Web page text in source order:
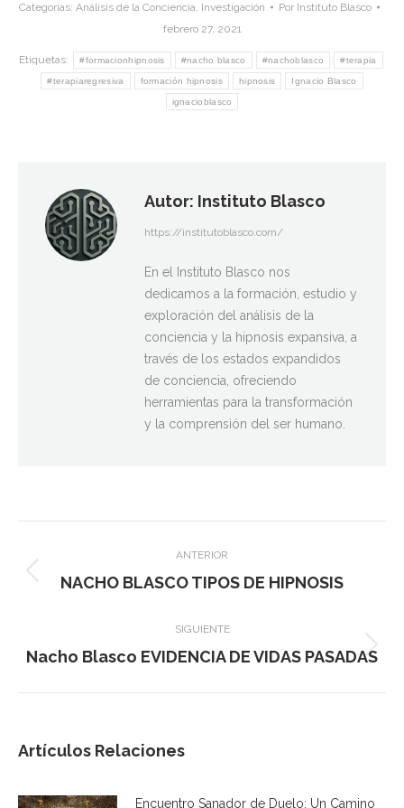
Categorías: Análisis de la Conciencia, Investigación Por Instituto Blasco
febrero 27, 2021
Etiquetas: #formacionhipnosis #nacho blasco #nachoblasco #terapia
#terapiaregresiva formación hipnosis hipnosis Ignacio Blasco
ignacioblasco
Autor: Instituto Blasco
https://institutoblasco.com/
En el Instituto Blasco nos
dedicamos a la formación, estudio y
exploración del análisis de la
conciencia y la hipnosis expansiva, a
través de los estados expandidos
de conciencia, ofreciendo
herramientas para la transformación
y la comprensión del ser humano.
entre
publicaciones
ANTERIOR
Publicación
NACHO BLASCO TIPOS DE HIPNOSIS
SIGUIENTE
Publicación
Nacho Blasco EVIDENCIA DE VIDAS PASADAS
Artículos Relaciones
Encuentro Sanador de Duelo: Un Camino